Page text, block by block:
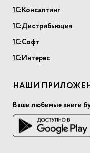
1С:Консалтинг
1С:Дистрибьюция
1С:Софт
1С:Интерес
НАШИ
Ваши любимые книги